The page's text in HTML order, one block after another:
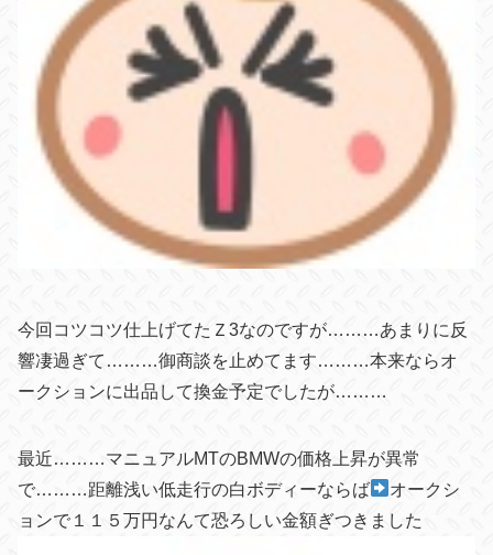
今回コツコツ仕上げてたＺ3なのですが………あまりに反
響凄過ぎて………御商談を止めてます………本来ならオ
ークションに出品して換金予定でしたが………
最近………マニュアルMTのBMWの価格上昇が異常
で………距離浅い低走行の白ボディーならば
オークシ
ョンで１１５万円なんて恐ろしい金額ぎつきました